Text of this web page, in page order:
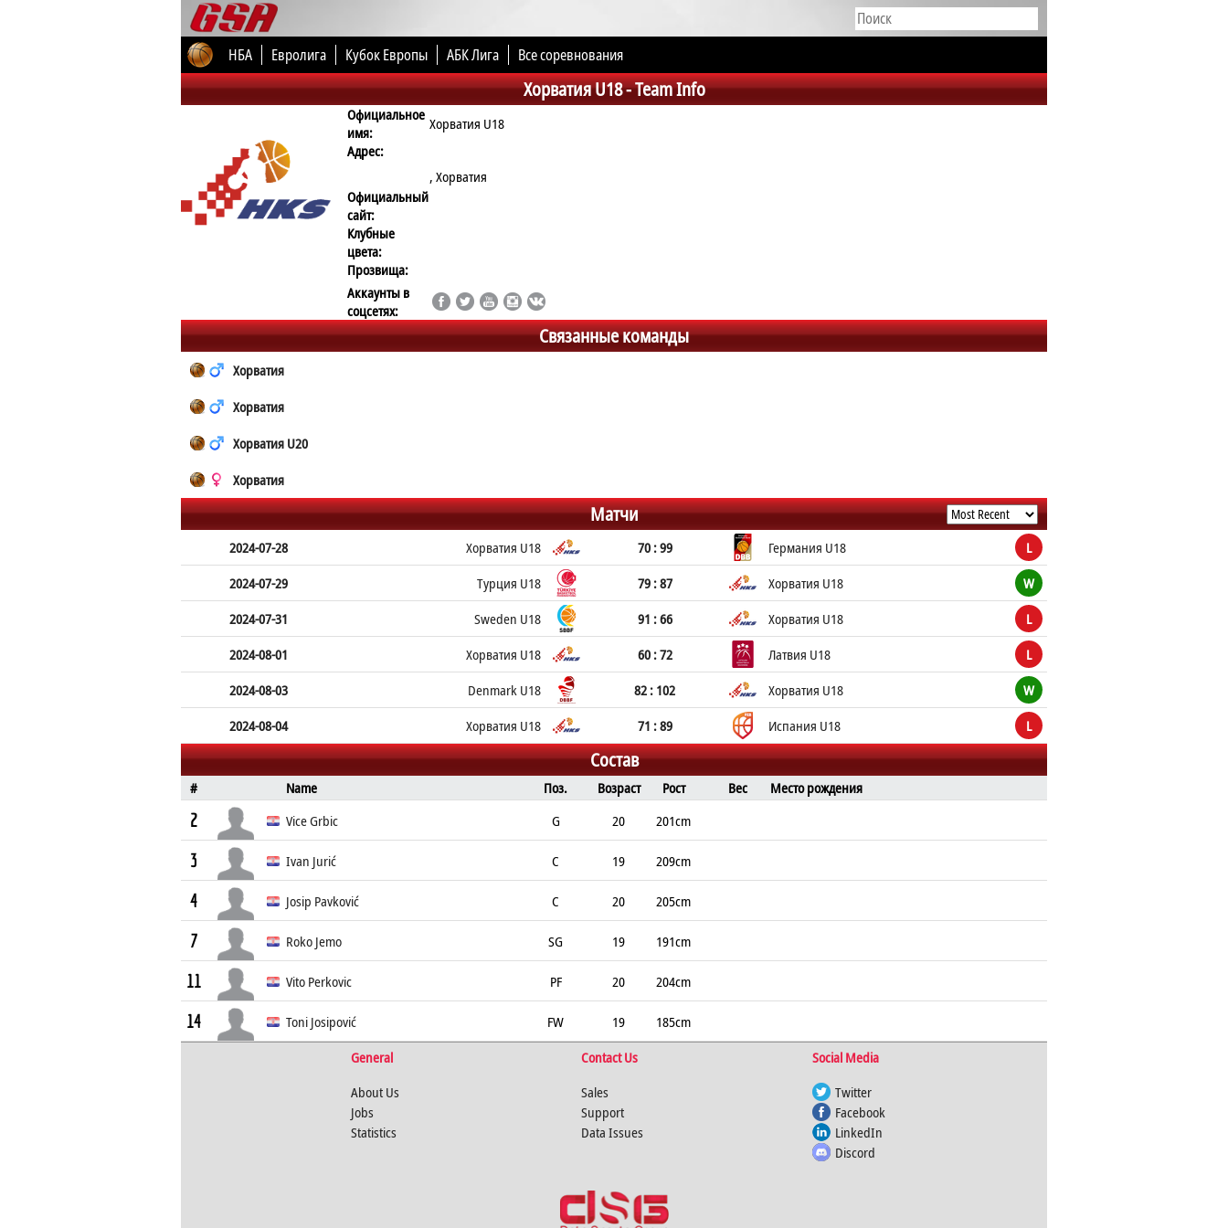
НБА Евролига Кубок Европы АБК Лига Все соревнования
Хорватия U18 -Team Info
Официальное
имя:
Хорватия U18
Адрес:
, Хорватия
Официальный
сайт:
Клубные
цвета:
Прозвища:
Аккаунты в
соцсетях:
Связанные команды
Хорватия
Хорватия
Хорватия U20
Хорватия
Матчи
2024-07-28 Хорватия U18 70 : 99 Германия U18
L
2024-07-29
Турция U18 79 : 87 Хорватия U18
W
2024-07-31
Sweden U18 91 : 66 Хорватия U18
L
2024-08-01
Хорватия U18 60 : 72 Латвия U18
L
2024-08-03
Denmark U18 82 : 102 Хорватия U18
W
2024-08-04
Хорватия U18 71 : 89 Испания U18 L
Состав
# Name Поз. Возраст Рост Вес Место рождения
2 Vice Grbic G 20 201cm
3 Ivan Jurić C 19 209cm
4 Josip Pavković C 20 205cm
7 Roko Jemo SG 19 191cm
11 Vito Perkovic PF 20 204cm
14 Toni Josipović FW 19
185cm
General
Contact Us
Social Media
About Us
Jobs
Statistics
Sales
Support
Data Issues
Twitter
Facebook
LinkedIn
Discord